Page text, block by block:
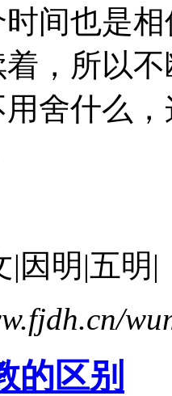
间也是
，所以
舍什么
|因明|五明|
的区别